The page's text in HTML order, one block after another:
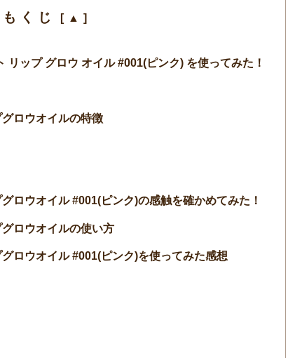
もくじ
リップ グロウ オイル #001(ピンク) を使ってみた！
ロウオイルの特徴
ロウオイル #001(ピンク)の感触を確かめてみた！
ロウオイルの使い方
ロウオイル #001(ピンク)を使ってみた感想